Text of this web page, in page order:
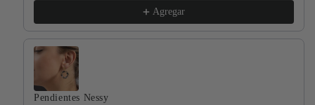
Agregar
Pendientes Nessy